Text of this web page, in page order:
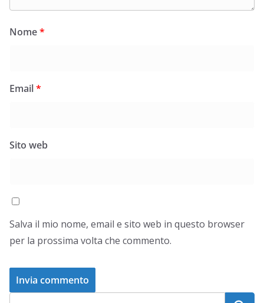
Nome*
Email*
Sito web
Salva il mio nome, email e sito web in questo browser
per la prossima volta che commento.